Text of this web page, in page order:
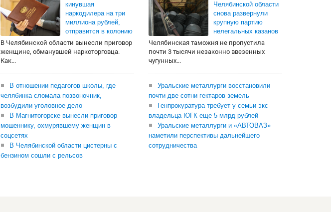
кинувшая
наркодилера на три
миллиона рублей,
отправится в колонию
В Челябинской области вынесли приговор
женщине, обманувшей наркоторговца.
Как...
В отношении педагогов школы, где
челябинка сломала позвоночник,
возбудили уголовное дело
В Магнитогорске вынесли приговор
мошеннику, охмурявшему женщин в
соцсетях
В Челябинской области цистерны с
бензином сошли с рельсов
Челябинской области
снова развернули
крупную партию
нелегальных казанов
Челябинская таможня не пропустила
почти 3 тысячи незаконно ввезенных
чугунных...
Уральские металлурги восстановили
почти две сотни гектаров земель
Генпрокуратура требует у семьи экс-
владельца ЮГК еще 5 млрд рублей
Уральские металлурги и «АВТОВАЗ»
наметили перспективы дальнейшего
сотрудничества